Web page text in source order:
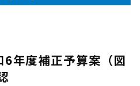
年度補正予算案（図